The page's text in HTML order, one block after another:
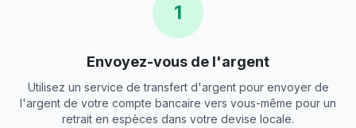
1
Envoyez-vous de l'argent
Utilisez un service de transfert d'argent pour envoyer de
l'argent de votre compte bancaire vers vous-même pour un
retrait en espèces dans votre devise locale.